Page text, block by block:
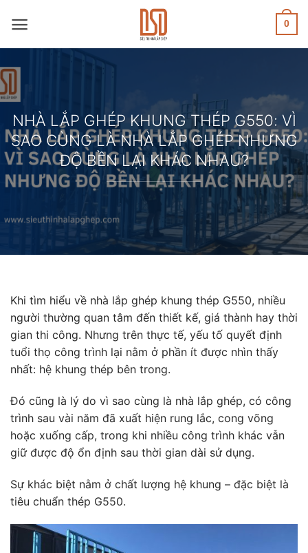
0
NHÀ LẮP GHÉP KHUNG THÉP G550: VÌ
SAO CÙNG LÀ NHÀ LẮP GHÉP NHƯNG
ĐỘ BỀN LẠI KHÁC NHAU?
Khi tìm hiểu về nhà lắp ghép khung thép G550, nhiều
người thường quan tâm đến thiết kế, giá thành hay thời
gian thi công. Nhưng trên thực tế, yếu tố quyết định
tuổi thọ công trình lại nằm ở phần ít được nhìn thấy
nhất: hệ khung thép bên trong.
Đó cũng là lý do vì sao cùng là nhà lắp ghép, có công
trình sau vài năm đã xuất hiện rung lắc, cong võng
hoặc xuống cấp, trong khi nhiều công trình khác vẫn
giữ được độ ổn định sau thời gian dài sử dụng.
Sự khác biệt nằm ở chất lượng hệ khung – đặc biệt là
tiêu chuẩn thép G550.